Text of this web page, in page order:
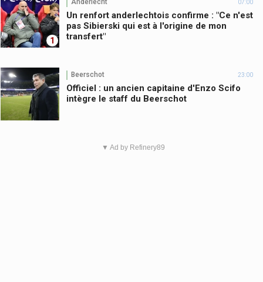
1
Anderlecht 07:00
Un renfort anderlechtois confirme : "Ce n'est
pas Sibierski qui est à l'origine de mon
transfert"
Beerschot 23:00
Officiel : un ancien capitaine d'Enzo Scifo
intègre le staff du Beerschot
▼ Ad by Refinery89